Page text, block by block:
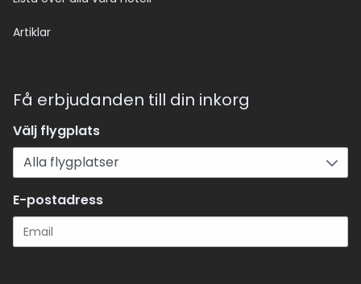
Artiklar
Få erbjudanden till din inkorg
Välj flygplats
E-postadress